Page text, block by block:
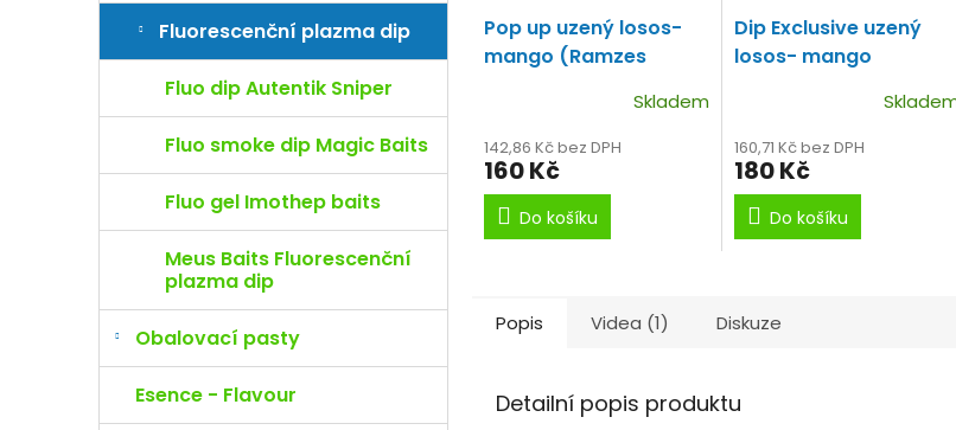
Fluorescenční plazma dip
Fluo dip Autentik Sniper
Fluo smoke dip Magic Baits
Fluo gel Imothep baits
Meus Baits Fluorescenční
plazma dip
Obalovací pasty
Esence - Flavour
Pop up uzený losos-
mango (Ramzes
příchutí uzeného lososa
a manga.
Skladem
142,86 Kč bez DPH
160 Kč
Do košíku
Dip Exclusive uzený
losos- mango
Dip s příchutí
uzeného lososa a
manga.
160,71 Kč bez DPH
180 Kč
Do košíku
Popis Videa (1) Diskuze
Detailní popis produktu